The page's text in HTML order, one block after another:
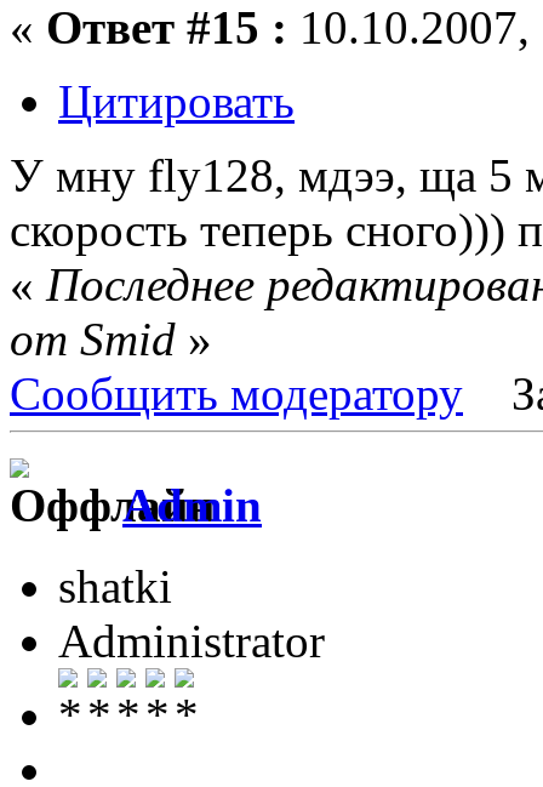
« Ответ #15 :
Цитировать
У мну fly128, мдээ, ща 5
скорость теперь сного)))
« Последнее
от Smid »
Сообщить модератору
Admin
shatki
Administrator